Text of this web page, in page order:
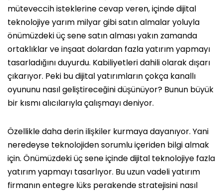
müteveccih isteklerine cevap veren, içinde dijital
teknolojiye yarım milyar gibi satın almalar yoluyla
önümüzdeki üç sene satın alması yakın zamanda
ortaklıklar ve inşaat dolardan fazla yatırım yapmayı
tasarladığını duyurdu. Kabiliyetleri dahili olarak dışarı
çıkarıyor. Peki bu dijital yatırımların çokça kanallı
oyununu nasıl geliştireceğini düşünüyor? Bunun büyük
bir kısmı alıcılarıyla çalışmayı deniyor.
Özellikle daha derin ilişkiler kurmaya dayanıyor. Yani
neredeyse teknolojiden sorumlu içeriden bilgi almak
için. Önümüzdeki üç sene içinde dijital teknolojiye fazla
yatırım yapmayı tasarlıyor. Bu uzun vadeli yatırım
firmanın entegre lüks perakende stratejisini nasıl